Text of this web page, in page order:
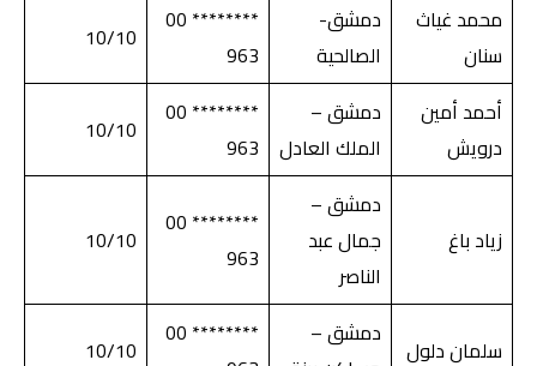
محمد غياث
سنان
دمشق-
الصالحية
******** 00
963
10/10
أحمد أمين
درويش
دمشق –
الملك العادل
******** 00
963
10/10
زياد باغ
دمشق –
جمال عبد
الناصر
******** 00
963
10/10
سلمان دلول
دمشق –
******** 00
10/10